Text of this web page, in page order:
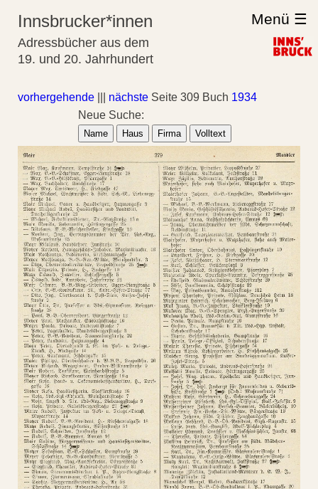
Innsbrucker*innen
Adressbücher aus dem
19. und 20. Jahrhundert
Menü ☰
vorhergehende nächste Seite 309 Buch 1934
Neue Suche:
Name Haus Firma Volltext